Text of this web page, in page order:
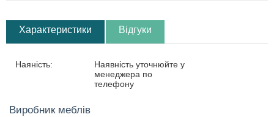
Характеристики Відгуки
Наяність:
Наявність уточнюйте у
менеджера по
телефону
Виробник меблів